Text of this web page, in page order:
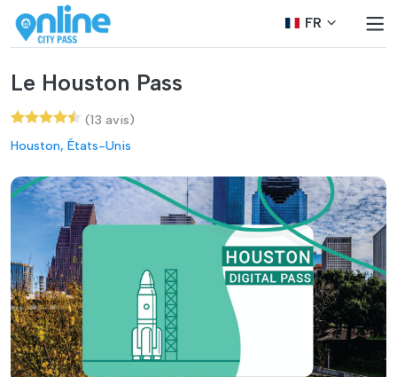
FR
Le Houston Pass
(13 avis)
Houston, États-Unis